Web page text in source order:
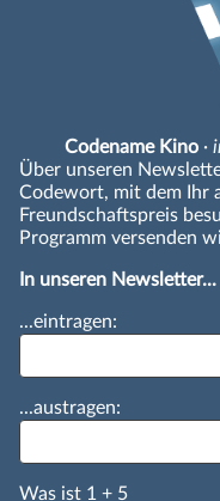
Codename Kino ·
Über unseren
Codewort, mit dem Ihr
Freundschaftspreis
Programm versenden
In unseren Newsletter...
...eintragen:
...austragen:
Was ist 1 + 5